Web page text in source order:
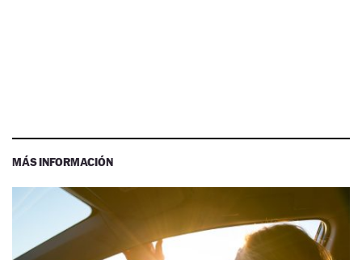
MÁS INFORMACIÓN